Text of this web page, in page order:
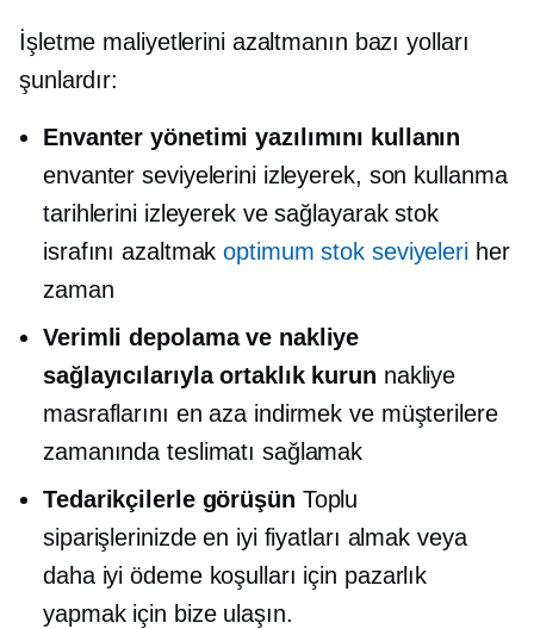
İşletme maliyetlerini azaltmanın bazı yolları
şunlardır:
Envanter yönetimi yazılımını kullanın
envanter seviyelerini izleyerek, son kullanma
tarihlerini izleyerek ve sağlayarak stok
israfını azaltmakoptimum stok seviyeleriher
zaman
Verimli depolama ve nakliye
sağlayıcılarıyla ortaklık kurun nakliye
masraflarını en aza indirmek ve müşterilere
zamanında teslimatı sağlamak
Tedarikçilerle görüşün Toplu
siparişlerinizde en iyi fiyatları almak veya
daha iyi ödeme koşulları için pazarlık
yapmak için bize ulaşın.